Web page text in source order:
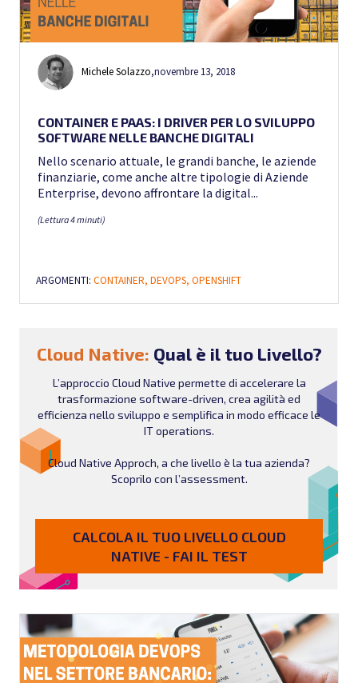
Michele Solazzo,novembre 13, 2018
CONTAINER E PAAS: I DRIVER PER LO SVILUPPO
SOFTWARE NELLE BANCHE DIGITALI
Nello scenario attuale, le grandi banche, le aziende
finanziarie, come anche altre tipologie di Aziende
Enterprise, devono affrontare la digital...
(Lettura 4 minuti)
ARGOMENTI: CONTAINER, DEVOPS, OPENSHIFT
Cloud Native: Qual è il tuo Livello?
L’approccio Cloud Native permette di accelerare la
trasformazione software-driven, crea agilità ed
efficienza nello sviluppo e semplifica in modo efficace le
IT operations.
Cloud Native Approch, a che livello è la tua azienda?
Scoprilo con l’assessment.
CALCOLA IL TUO LIVELLO CLOUD
NATIVE - FAI IL TEST